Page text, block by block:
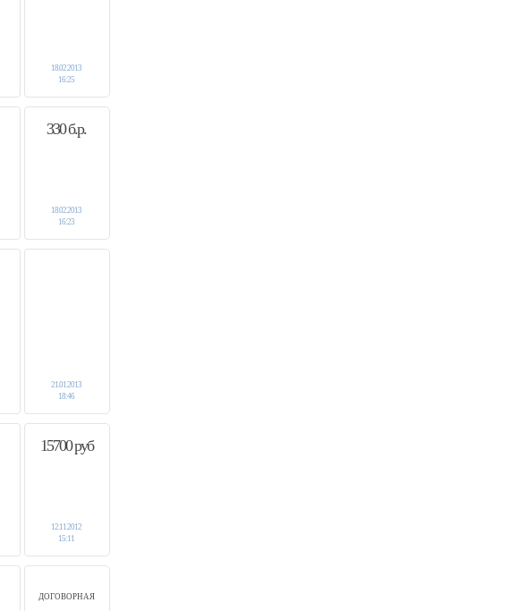
18.02.2013
16:25
330 б.р.
18.02.2013
16:23
21.01.2013
18:46
15700 руб
12.11.2012
15:11
ДОГОВОРНАЯ